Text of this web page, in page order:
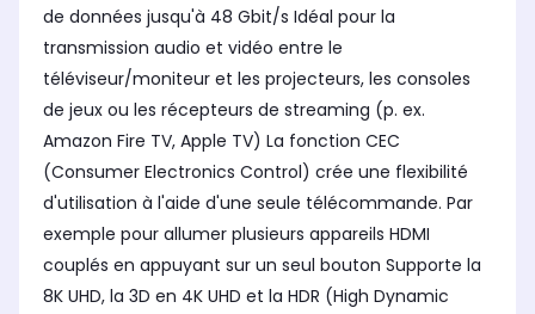
de données jusqu'à 48 Gbit/s Idéal pour la
transmission audio et vidéo entre le
téléviseur/moniteur et les projecteurs, les consoles
de jeux ou les récepteurs de streaming (p. ex.
Amazon Fire TV, Apple TV) La fonction CEC
(Consumer Electronics Control) crée une flexibilité
d'utilisation à l'aide d'une seule télécommande. Par
exemple pour allumer plusieurs appareils HDMI
couplés en appuyant sur un seul bouton Supporte la
8K UHD, la 3D en 4K UHD et la HDR (High Dynamic